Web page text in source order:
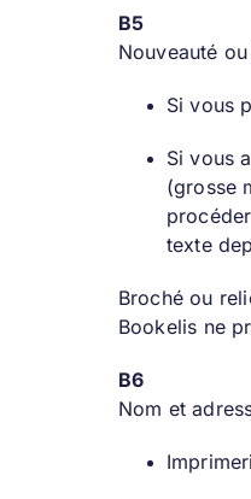
B5
Nouveauté
Si vous
Si vous
(grosse
texte
Broché ou
Bookelis ne
B6
Nom et